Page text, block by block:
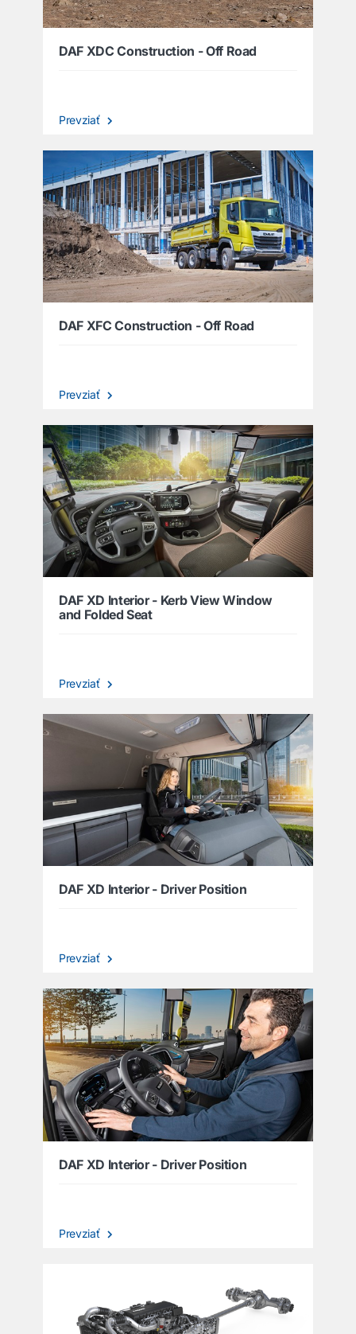
DAF XDC Construction - Off Road
Prevziať
DAF XFC Construction - Off Road
Prevziať
DAF XD Interior - Kerb View Window
and Folded Seat
Prevziať
DAF XD Interior - Driver Position
Prevziať
DAF XD Interior - Driver Position
Prevziať